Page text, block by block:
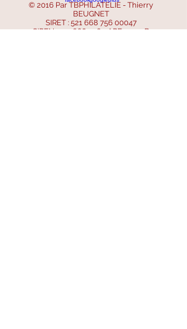
© 2016 Par TBPHILATELIE - Thierry
BEUGNET
SIRET : 521 668 756 00047
SIREN :521 668 756- APE : 4799B